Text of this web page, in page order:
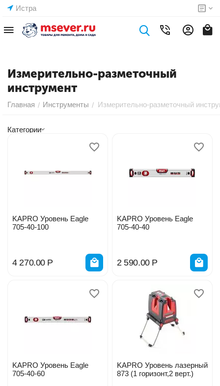
Истра
Измерительно-разметочный
инструмент
Главная / Инструменты / Измерительно-разметочный
Категории
KAPRO Уровень Eagle
705-40-100
4 270.00 Р
KAPRO Уровень Eagle
705-40-40
2 590.00 Р
KAPRO Уровень Eagle
705-40-60
KAPRO Уровень лазерный
873 (1 горизонт,2 верт.)